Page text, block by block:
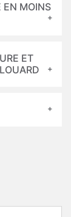
EN MOINS
ET